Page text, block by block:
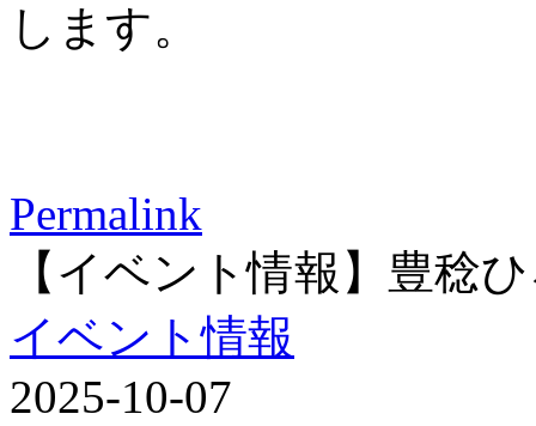
します。
Permalink
【イベント情報】豊稔
イベント情報
2025-10-07